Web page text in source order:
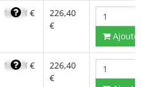
161,70 €
226,40
€
161,70 €
226,40
€